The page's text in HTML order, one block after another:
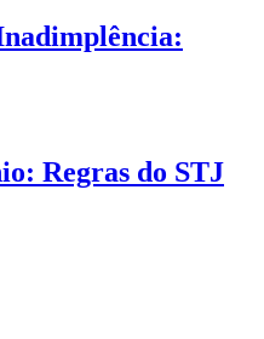
Regras do STJ